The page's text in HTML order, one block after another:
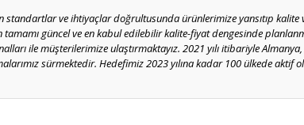
standartlar ve ihtiyaçlar doğrultusunda ürünlerimize yansıtıp
güncel ve en kabul edilebilir kalite-fiyat dengesinde
ile müşterilerimize ulaştırmaktayız. 2021 yılı itibariyle
sürmektedir. Hedefimiz 2023 yılına kadar 100 ülkede